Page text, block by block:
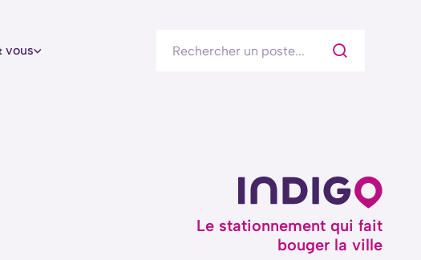
vous
Le stationnement qui fait
bouger la ville